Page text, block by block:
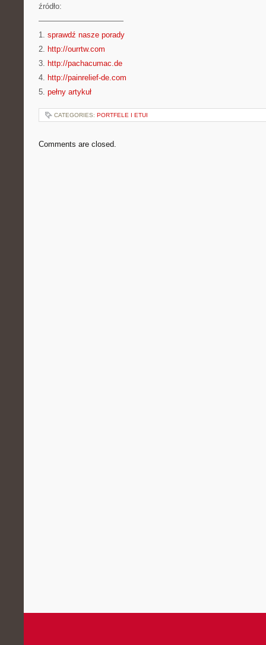
źródło:
———————————
1. sprawdź nasze porady
2. http://ourrtw.com
3. http://pachacumac.de
4. http://painrelief-de.com
5. pełny artykuł
CATEGORIES: PORTFELE I ETUI
Comments are closed.